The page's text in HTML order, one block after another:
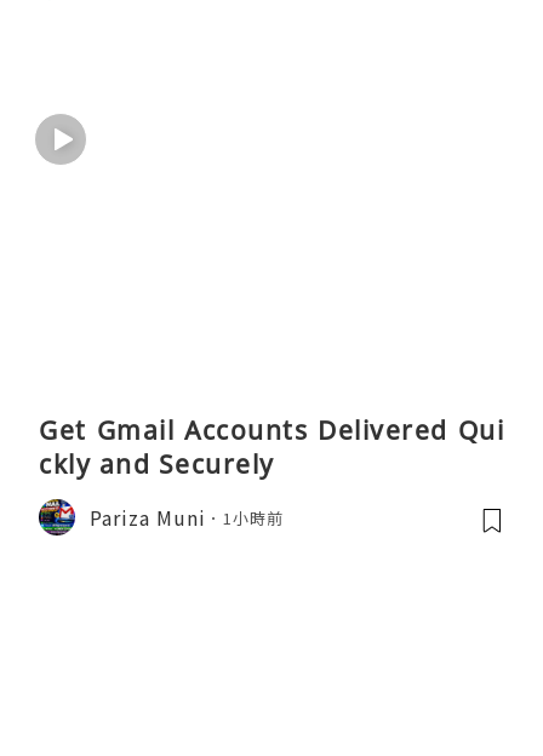
Get Gmail Accounts Delivered Qui
ckly and Securely
Pariza Muni 1小時前